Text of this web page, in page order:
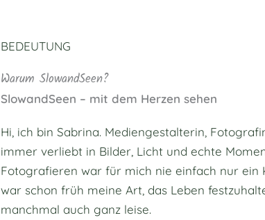
BEDEUTUNG
Warum SlowandSeen?
SlowandSeen – mit dem Herzen sehen
Hi, ich bin Sabrina. Mediengestalterin,
immer verliebt in Bilder, Licht und echte
Fotografieren war für mich nie einfach nur ein
war schon früh meine Art, das Leben
manchmal auch ganz leise.